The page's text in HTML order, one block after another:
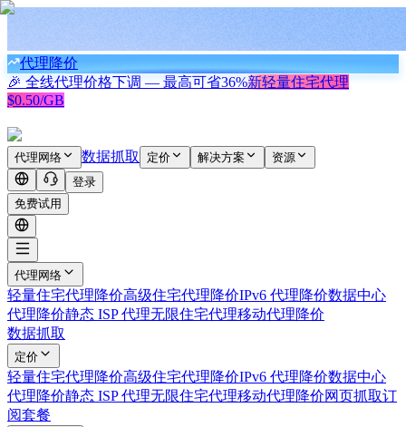
代理降价
🎉 全线代理价格下调 — 最高可省36%新轻量住宅代理
$0.50/GB
代理网络 数据抓取 定价 解决方案
资源
登录
免费试用
代理网络
轻量住宅代理降价高级住宅代理降价IPv6 代理降价数据中心
代理降价静态 ISP 代理无限住宅代理移动代理降价
数据抓取
定价
轻量住宅代理降价高级住宅代理降价IPv6 代理降价数据中心
代理降价静态 ISP 代理无限住宅代理移动代理降价网页抓取订
阅套餐